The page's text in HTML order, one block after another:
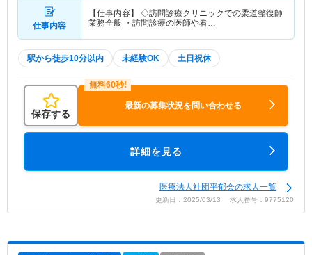
仕事内容
【仕事内容】 ◇訪問診療クリニックでの柔道整復師
業務全般 ・訪問診療の医師や看…
駅から徒歩10分以内 未経験OK 土日祝休
保存する
最新の募集状況を問い合わせる
詳細を見る
医療法人社団平郁会の求人一覧
更新日：2025/03/13 求人番号：9775120